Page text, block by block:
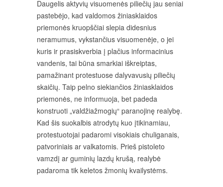
Daugelis aktyvių visuomenės piliečių jau seniai
pastebėjo, kad valdomos žiniasklaidos
priemonės kruopščiai slepia didesnius
neramumus, vykstančius visuomenėje, o jei
kuris ir prasiskverbia į plačius informacinius
vandenis, tai būna smarkiai iškreiptas,
pamažinant protestuose dalyvavusių piliečių
skaičių. Taip pelno siekiančios žiniasklaidos
priemonės, ne informuoja, bet padeda
konstruoti „valdžiažmogių“ paranojinę realybę.
Kad šis suokalbis atrodytų kuo įtikinamiau,
protestuotojai padaromi visokiais chuliganais,
patvoriniais ar valkatomis. Prieš pistoleto
vamzdį ar guminių lazdų krušą, realybė
padaroma tik keletos žmonių kvailystėms.